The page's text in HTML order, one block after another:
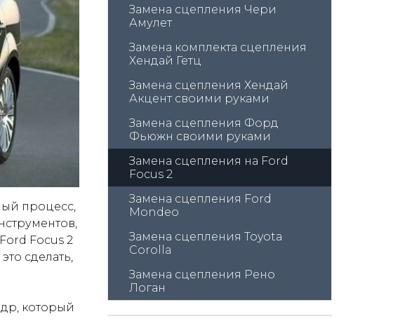
процесс,
Focus 2
сделать,
который
Замена сцепления Чери
Амулет
Замена комплекта сцепления
Хендай Гетц
Замена сцепления Хендай
Акцент своими руками
Замена сцепления Форд
Фьюжн своими руками
Замена сцепления на Ford
Focus 2
Замена сцепления Ford
Mondeo
Замена сцепления Toyota
Corolla
Замена сцепления Рено
Логан